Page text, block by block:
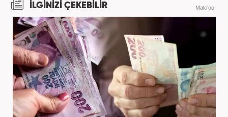
İLGİNİZİ ÇEKEBİLİR Makroo